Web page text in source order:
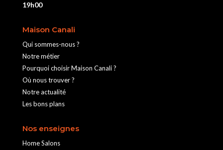
19h00
Maison Canali
Qui sommes-nous ?
Notre métier
Pourquoi choisir Maison Canali ?
Où nous trouver ?
Notre actualité
Les bons plans
Nos enseignes
Home Salons